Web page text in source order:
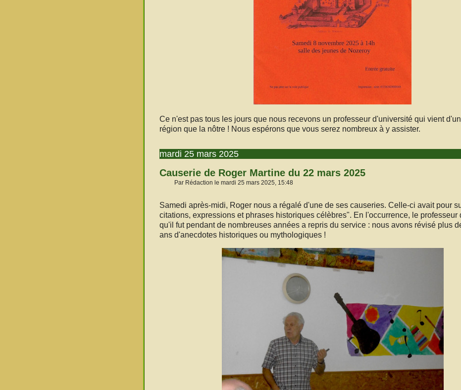
Ce n'est pas tous les jours que nous recevons un professeur d'université qui vient
région que la nôtre ! Nous espérons que vous serez nombreux à y assister.
mardi 25 mars 2025
Causerie de Roger Martine du 22 mars 2025
Par Rédaction le mardi 25 mars 2025, 15:48
Samedi après-midi, Roger nous a régalé d'une de ses causeries. Celle-ci avait pour
citations, expressions et phrases historiques célèbres". En l'occurrence, le professeur
qu'il fut pendant de nombreuses années a repris du service : nous avons révisé plus
ans d'anecdotes historiques ou mythologiques !